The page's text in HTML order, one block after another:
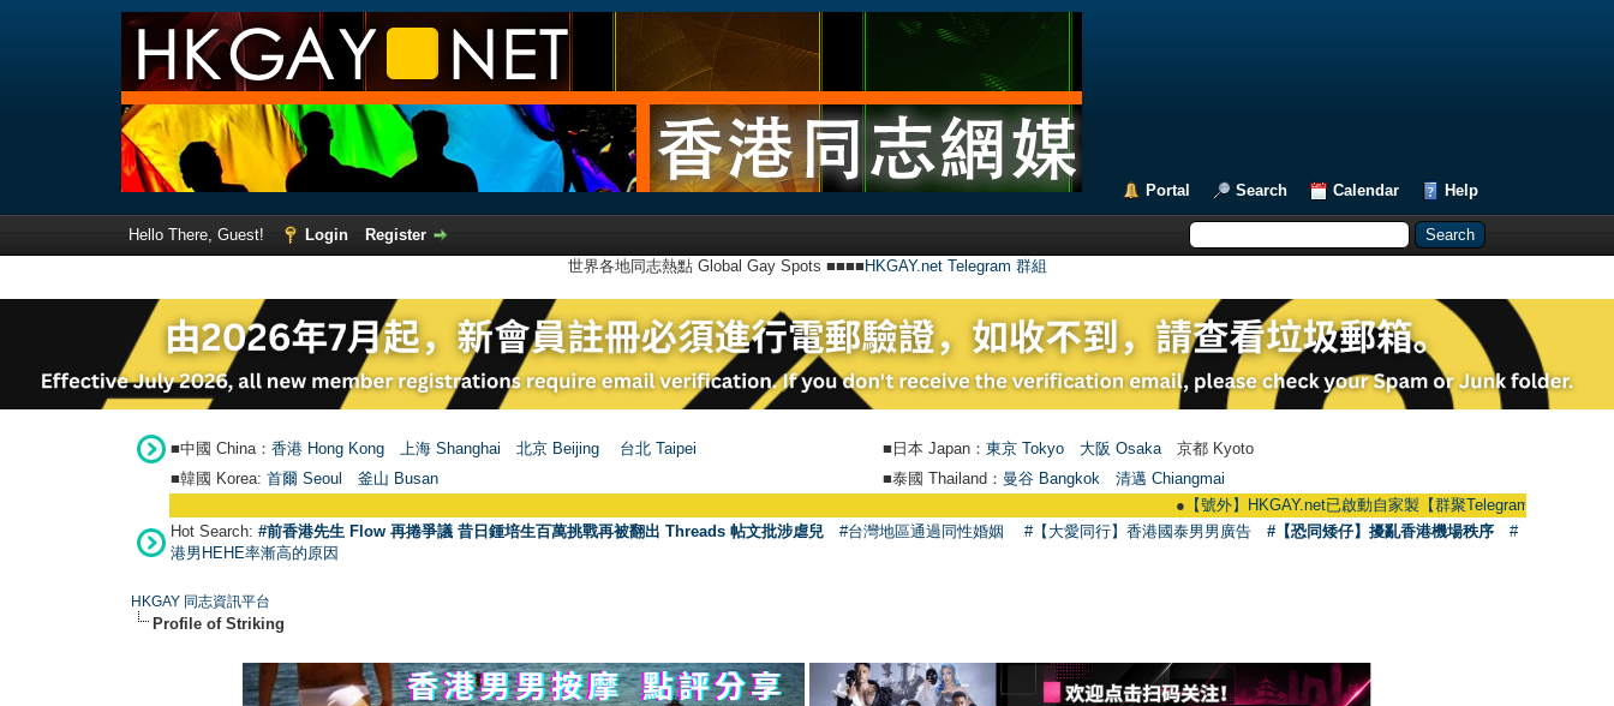
Portal Search Calendar Help
Hello There, Guest! Login
Register
世界各地同志熱點 Global Gay Spots ■■■■ HKGAY.net Telegram 群組
■中國 China： 香港 Hong Kong 上海 Shanghai 北京 Beijing 台北 Taipei ■日本 Japan： 東京 Tokyo 大阪 Osaka 京都 Kyoto
■韓國 Korea: 首爾 Seou 釜山 Busan ■泰國 Thailand： 曼谷 Bangkok
清邁 Chiangmai
【號外】HKGAY.net已啟動自家製【群聚Telegram群組】
Hot Search: #前香港先生 Flow 再捲爭議 昔日鍾培生百萬挑戰再被翻出 Threads 帖文批涉虐兒 #台灣地區通過同性婚姻 #【大愛同行】香港國泰男男廣告 #【恐同矮仔】擾亂香港機場秩序
#
港男HEHE率漸高的原因
HKGAY 同志資訊平台
Profile of Striking